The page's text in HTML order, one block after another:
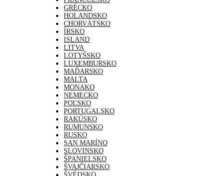
GRÉCKO
HOLANDSKO
CHORVÁTSKO
ÍRSKO
ISLAND
LITVA
LOTYŠSKO
LUXEMBURSKO
MAĎARSKO
MALTA
MONAKO
NEMECKO
POĽSKO
PORTUGALSKO
RAKÚSKO
RUMUNSKO
RUSKO
SAN MARÍNO
SLOVINSKO
ŠPANIELSKO
ŠVAJČIARSKO